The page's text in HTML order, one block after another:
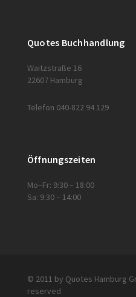
Quotes Buchhandlung
Waitzstraße 16
22607 Hamburg
Telefon 040-822 94 129
Öffnungszeiten
Mo–Fr: 9:30 – 18:00
Sa: 9:30 – 14:00
© 2011 by Quotes Hamburg
reserved